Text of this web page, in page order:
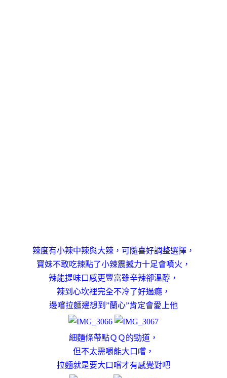
辣度有小辣中辣與大辣，可隨喜好調整選擇，
寶妹不敢吃辣點了小辣震撼力十足會噴火，
辣能提味口感更豐富雖辛辣卻溫醇，
辣到心坎裡完全不冷了好過癮，
邊嚐拉麵邊想到”蘭心”肯定會愛上他
細麵條帶點ＱＱ的勁道，
但不太需嚼能大口嚐，
拉麵就是要大口嚐才有感覺對吧